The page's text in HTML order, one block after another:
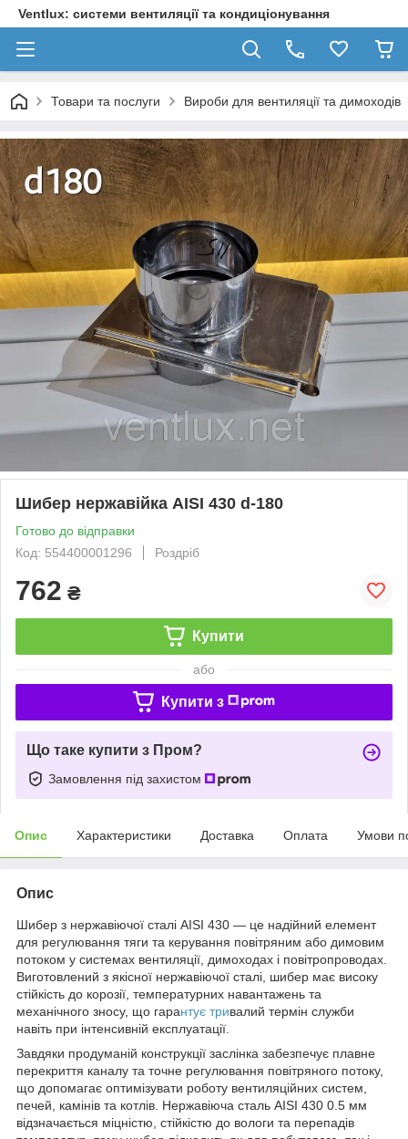
Ventlux: системи вентиляції та кондиціонування
Товари та послуги Вироби для вентиляції та димоходів
Шибер нержавійка AISI 430 d-180
Готово до відправки
Код: 554400001296
Роздріб
762 ₴
Купити
або
Купити з
Що таке купити з Пром?
Замовлення під захистом
Опис Характеристики Доставка Оплата Умови
Опис
Шибер з нержавіючої сталі AISI 430 — це надійний елемент
для регулювання тяги та керування повітряним або димовим
потоком у системах вентиляції, димоходах і повітропроводах.
Виготовлений з якісної нержавіючої сталі, шибер має високу
стійкість до корозії, температурних навантажень та
механічного зносу, що гарантує тривалий термін служби
навіть при інтенсивній експлуатації.
Завдяки продуманій конструкції заслінка забезпечує плавне
перекриття каналу та точне регулювання повітряного потоку,
що допомагає оптимізувати роботу вентиляційних систем,
печей, камінів та котлів. Нержавіюча сталь AISI 430 0.5 мм
відзначається міцністю, стійкістю до вологи та перепадів